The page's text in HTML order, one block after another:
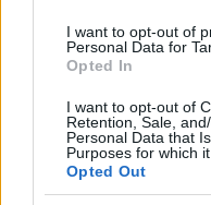
I want to opt-out of
Personal Data for
Opted In
I want to opt-out of
Retention, Sale,
Personal Data that
Purposes for which
Opted Out